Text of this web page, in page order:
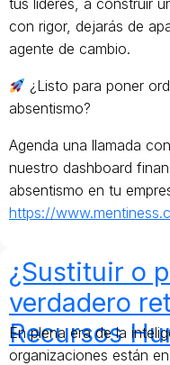
tus líderes, a construir
con rigor, dejarás de
agente de cambio.
¿Listo para poner
absentismo?
Agenda una llamada
nuestro dashboard
absentismo en tu
https://
¿Sustituir o
verdadero
Recursos
En plena era de la
organizaciones están